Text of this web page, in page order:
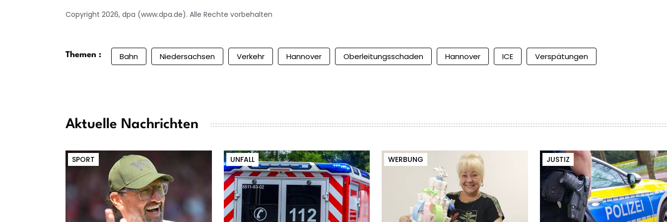
Copyright 2026, dpa (www.dpa.de). Alle Rechte vorbehalten
Themen : Bahn Niedersachsen Verkehr Hannover Oberleitungsschaden Hannover ICE Verspätungen
Aktuelle Nachrichten
SPORT UNFALL WERBUNG JUSTIZ